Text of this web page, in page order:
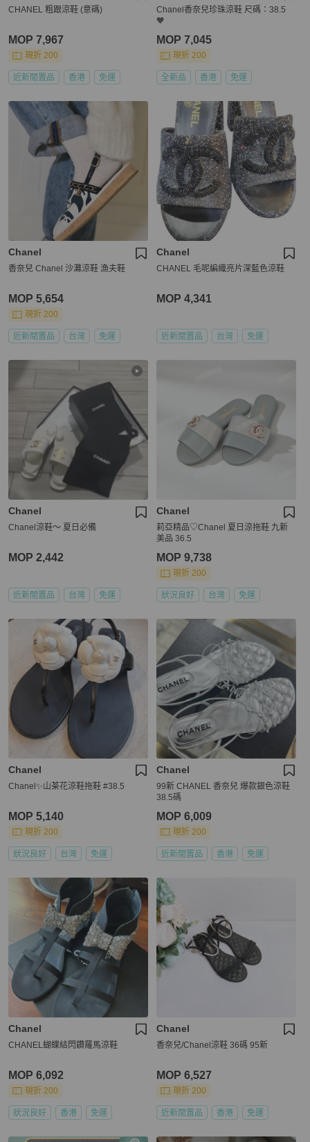
CHANEL 粗跟涼鞋 (意碼)
MOP 7,967
現折 200
近新閒置品 香港 免運
Chanel香奈兒珍珠涼鞋 尺碼：38.5
🧡
MOP 7,045
現折 200
全新品 香港 免運
Chanel
香奈兒 Chanel 沙灘涼鞋 漁夫鞋
MOP 5,654
現折 200
近新閒置品 台灣 免運
Chanel
CHANEL 毛呢編織亮片深藍色涼鞋
MOP 4,341
近新閒置品 台灣 免運
Chanel
Chanel涼鞋～ 夏日必備
MOP 2,442
近新閒置品 台灣 免運
Chanel
莉亞精品♡Chanel 夏日涼拖鞋 九新
美品 36.5
MOP 9,738
現折 200
狀況良好 台灣 免運
Chanel
Chanel✨山茶花涼鞋拖鞋 #38.5
MOP 5,140
現折 200
狀況良好 台灣 免運
Chanel
99新 CHANEL 香奈兒 爆款銀色涼鞋
38.5碼
MOP 6,009
現折 200
近新閒置品 香港 免運
Chanel
CHANEL蝴蝶結閃鑽羅馬涼鞋
MOP 6,092
現折 200
狀況良好 香港 免運
Chanel
香奈兒/Chanel涼鞋 36碼 95新
MOP 6,527
現折 200
近新閒置品 香港 免運